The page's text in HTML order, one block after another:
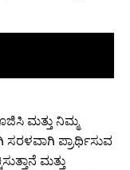
ಮತ್ತು ನಿಮ್ಮ
ಸರಳವಾಗಿ ಪ್ರಾರ್ಥಿಸುವ
ಮತ್ತು